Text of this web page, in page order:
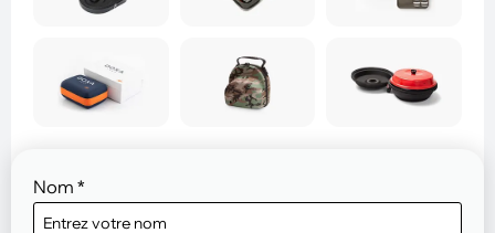
Nom *